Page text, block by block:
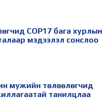
COP17 бага хурлын
мэдээлэл сонслоо
мужийн төлөөлөгчид
танилцлаа